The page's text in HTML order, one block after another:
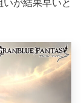
が結果早いと